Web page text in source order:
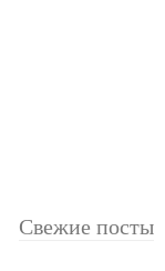
Свежие посты